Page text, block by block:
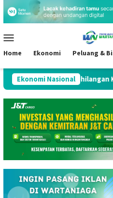
Loncat
ke
konten
Mobile
Home Ekonomi Peluang &
Ekonomi Nasional
Kehilangan Kendali